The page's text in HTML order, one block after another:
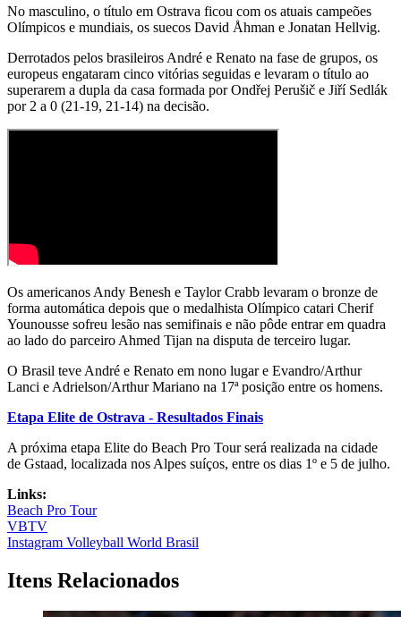
No masculino, o título em Ostrava ficou com os atuais campeões
Olímpicos e mundiais, os suecos David Åhman e Jonatan Hellvig.
Derrotados pelos brasileiros André e Renato na fase de grupos, os
europeus engataram cinco vitórias seguidas e levaram o título ao
superarem a dupla da casa formada por Ondřej Perušič e Jiří Sedlák
por 2 a 0 (21-19, 21-14) na decisão.
Os americanos Andy Benesh e Taylor Crabb levaram o bronze de
forma automática depois que o medalhista Olímpico catari Cherif
Younousse sofreu lesão nas semifinais e não pôde entrar em quadra
ao lado do parceiro Ahmed Tijan na disputa de terceiro lugar.
O Brasil teve André e Renato em nono lugar e Evandro/Arthur
Lanci e Adrielson/Arthur Mariano na 17ª posição entre os homens.
Etapa Elite de Ostrava - Resultados Finais
A próxima etapa Elite do Beach Pro Tour será realizada na cidade
de Gstaad, localizada nos Alpes suíços, entre os dias 1º e 5 de julho.
Links:
Beach Pro Tour
VBTV
Instagram Volleyball World Brasil
Itens Relacionados